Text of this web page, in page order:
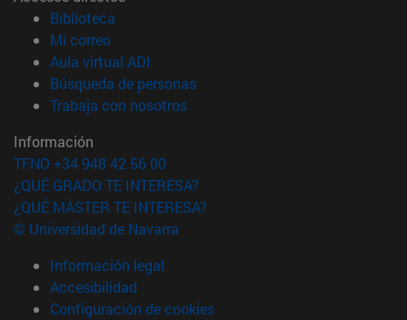
Biblioteca
Mi correo(abre en nueva ventana)
Aula virtual ADI
Búsqueda de personas(abre en nueva ventana)
Trabaja con nosotros(abre en nueva ventana)
Información
TFNO +34 948 42 56 00
¿QUÉ GRADO TE INTERESA?
¿QUÉ MÁSTER TE INTERESA?
© Universidad de Navarra
Información legal
Accesibilidad
Configuración de cookies